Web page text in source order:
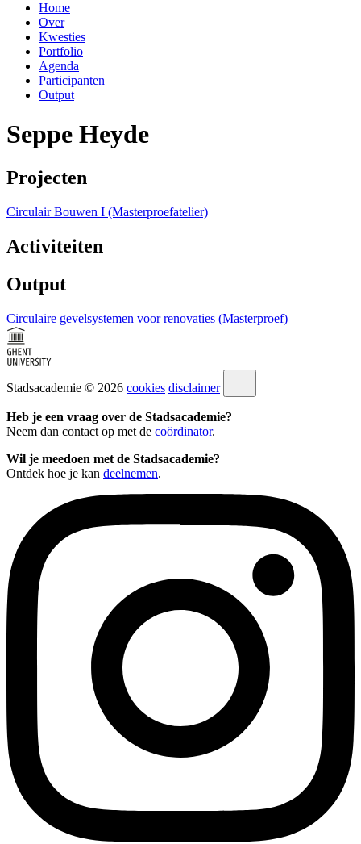
Home
Over
Kwesties
Portfolio
Agenda
Participanten
Output
Seppe Heyde
Projecten
Circulair Bouwen I (Masterproefatelier)
Activiteiten
Output
Circulaire gevelsystemen voor renovaties (Masterproef)
Stadsacademie © 2026 cookies disclaimer
Heb je een vraag over de Stadsacademie?
Neem dan contact op met de coördinator.
Wil je meedoen met de Stadsacademie?
Ontdek hoe je kan deelnemen.